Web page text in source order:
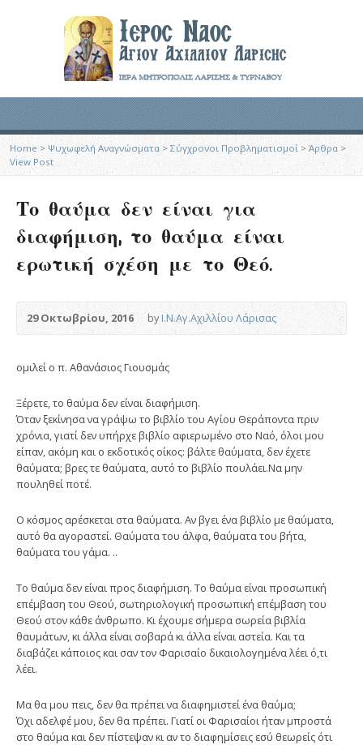
Home > Ψυχωφελή Αναγνώσματα>Σύγχρονοι Προβληματισμοί >Άρθρα >
View Post
Το θαύμα δεν είναι για
διαφήμιση, το θαύμα είναι
ερωτική σχέση με το Θεό.
29 Οκτωβρίου, 2016 byΙ.Ν.Αγ.Αχιλλίου Λάρισας
ομιλεί ο π. Αθανάσιος Γιουσμάς
Ξέρετε, το θαύμα δεν είναι διαφήμιση.
Όταν ξεκίνησα να γράψω το βιβλίο του Αγίου Θεράποντα πριν
χρόνια, γιατί δεν υπήρχε βιβλίο αφιερωμένο στο Ναό, όλοι μου
είπαν, ακόμη και ο εκδοτικός οίκος: βάλτε θαύματα, δεν έχετε
θαύματα; βρες τε θαύματα, αυτό το βιβλίο πουλάει.Να μην
πουληθεί ποτέ.
Ο κόσμος αρέσκεται στα θαύματα. Αν βγει ένα βιβλίο με θαύματα,
αυτό θα αγοραστεί. Θαύματα του άλφα, θαύματα του βήτα,
θαύματα του γάμα. ..
Το θαύμα δεν είναι προς διαφήμιση. Το θαύμα είναι προσωπική
επέμβαση του Θεού, σωτηριολογική προσωπική επέμβαση του
Θεού στον κάθε άνθρωπο. Κι έχουμε σήμερα σωρεία βιβλία
θαυμάτων, κι άλλα είναι σοβαρά κι άλλα είναι αστεία. Και τα
διαβάζει κάποιος και σαν τον Φαρισαίο δικαιολογημένα λέει ό,τι
λέει.
Μα θα μου πεις, δεν θα πρέπει να διαφημιστεί ένα θαύμα;
Όχι αδελφέ μου, δεν θα πρέπει. Γιατί οι Φαρισαίοι ήταν μπροστά
στο θαύμα και δεν πίστεψαν κι αν το διαφημίσεις εσύ θεωρείς ότι